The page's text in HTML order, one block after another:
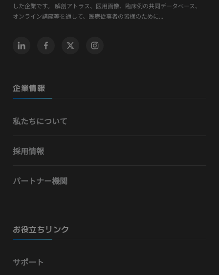
した企業です。 解剖アトラス、医用画像、臨床例の共同データベース、
オンライン講座等を通して、医療従事者の皆様のために...
企業情報
私たちについて
採用情報
パートナー機関
お役立ちリンク
サポート